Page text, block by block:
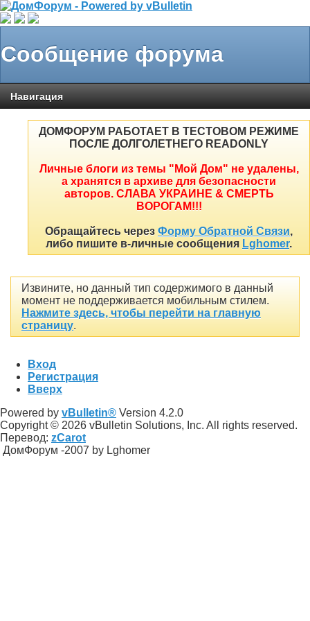
Сообщение форума
Навигация
ДОМФОРУМ РАБОТАЕТ В ТЕСТОВОМ РЕЖИМЕ
ПОСЛЕ ДОЛГОЛЕТНЕГО READONLY
Личные блоги из темы "Мой Дом" не удалены,
а хранятся в архиве для безопасности
авторов. СЛАВА УКРАИНЕ & СМЕРТЬ
ВОРОГАМ!!!
Обращайтесь через Форму Обратной Связи,
либо пишите в-личные сообщения Lghomer.
Извините, но данный тип содержимого в данный
момент не поддерживается мобильным стилем.
Нажмите здесь, чтобы перейти на главную
страницу.
Вход
Регистрация
Вверх
Powered by vBulletin® Version 4.2.0
Copyright © 2026 vBulletin Solutions, Inc. All rights reserved.
Перевод: zCarot
ДомФорум -2007 by Lghomer